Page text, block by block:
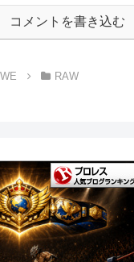
コメントを書き込む
RAW